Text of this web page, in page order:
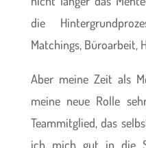
die
Matchings, Büroarbeit,
Aber meine Zeit als
meine neue Rolle
Teammitglied, das
ich mich gut in die